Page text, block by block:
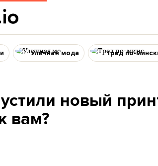
Уличная мода Тред по-
новый
вам?